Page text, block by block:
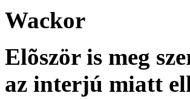
Wackor
Elõször is meg
az interjú miatt